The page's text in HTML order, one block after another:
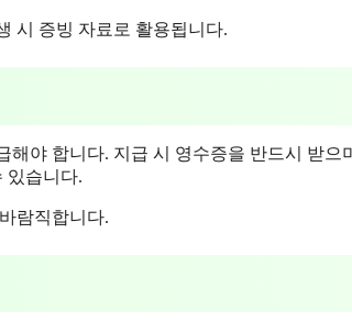
시 증빙 자료로 활용됩니다.
야 합니다. 지급 시 영수증을 반드시 받으
있습니다.
람직합니다.